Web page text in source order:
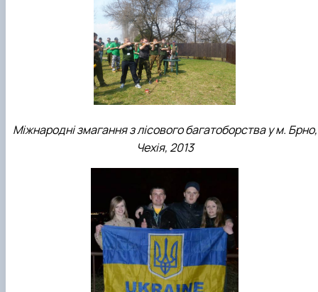
Міжнародні змагання з лісового багатоборства у м. Брно,
Чехія, 2013